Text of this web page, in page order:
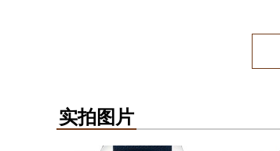
实拍图片